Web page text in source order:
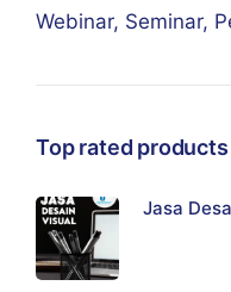
Webinar, Seminar,
Top rated products
Jasa